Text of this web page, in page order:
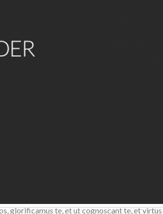
glorificamus te, et ut cognoscant te, et virtus